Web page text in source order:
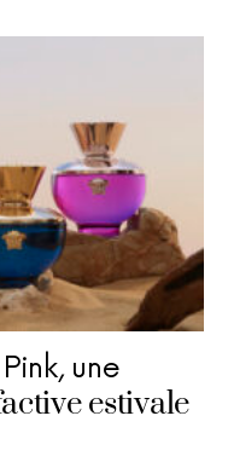
une
estivale